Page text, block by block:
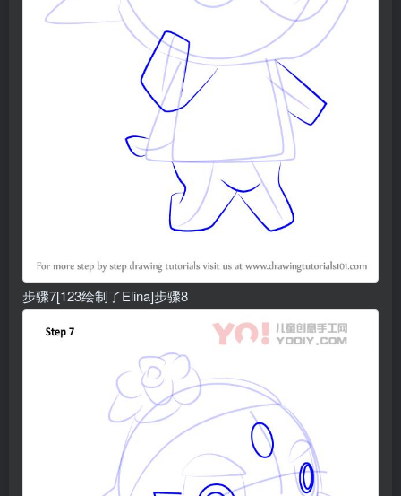
步骤7[123绘制了Elina]步骤8